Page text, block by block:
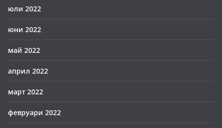
юли 2022
юни 2022
май 2022
април 2022
март 2022
февруари 2022